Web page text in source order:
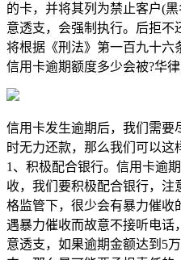
的卡，并将其列为禁止客户(
意透支，会强制执行。后拒不
将根据《刑法》第一百九十六
信用卡逾期额度多少会被?华
信用卡发生逾期后，我们需要
时无力还款，那么我们可以这
1、积极配合银行。信用卡逾
收，我们要积极配合银行，注
格监管下，很少会有暴力催收
遇暴力催收而故意不接听电话
意透支，如果逾期金额达到5